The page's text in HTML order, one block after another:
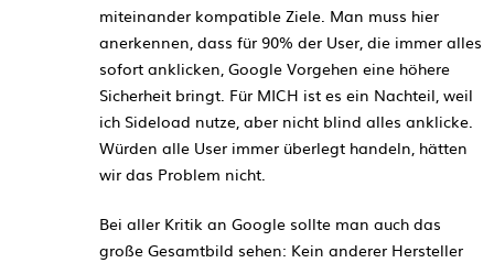
miteinander kompatible Ziele. Man muss hier
anerkennen, dass für 90% der User, die immer alles
sofort anklicken, Google Vorgehen eine höhere
Sicherheit bringt. Für MICH ist es ein Nachteil, weil
ich Sideload nutze, aber nicht blind alles anklicke.
Würden alle User immer überlegt handeln, hätten
wir das Problem nicht.
Bei aller Kritik an Google sollte man auch das
große Gesamtbild sehen: Kein anderer Hersteller